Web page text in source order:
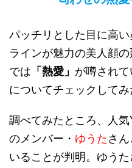
パッチリとした目に高
ラインが魅力の美人顔
では 「熱愛」 が噂され
についてチェックしてみ
調べてみたところ、人
のメンバー・ ゆうたさ
いることが判明。ゆう